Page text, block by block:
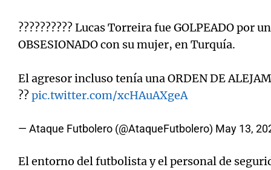
?????????? Lucas Torreira fue GOLPEADO por
OBSESIONADO con su mujer, en Turquía.
El agresor incluso tenía una ORDEN DE
??pic.twitter.com/xcHAuAXgeA
— Ataque Futbolero (@AtaqueFutbolero) May 13,
El entorno del futbolista y el personal de